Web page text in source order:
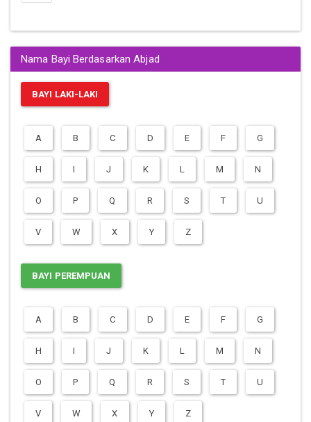
Nama Bayi Berdasarkan Abjad
BAYI LAKI-LAKI
A B C D E F G
H I J K L M N
O P Q R S T U
V W X Y Z
BAYI PEREMPUAN
A B C D E F G
H I J K L M N
O P Q R S T U
V W X Y Z